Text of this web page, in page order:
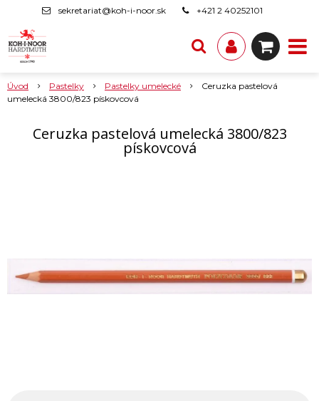
sekretariat@koh-i-noor.sk +421 2 40252101
Úvod Pastelky Pastelky umelecké
Ceruzka pastelová
umelecká 3800/823 pískovcová
Ceruzka pastelová umelecká 3800/823
pískovcová